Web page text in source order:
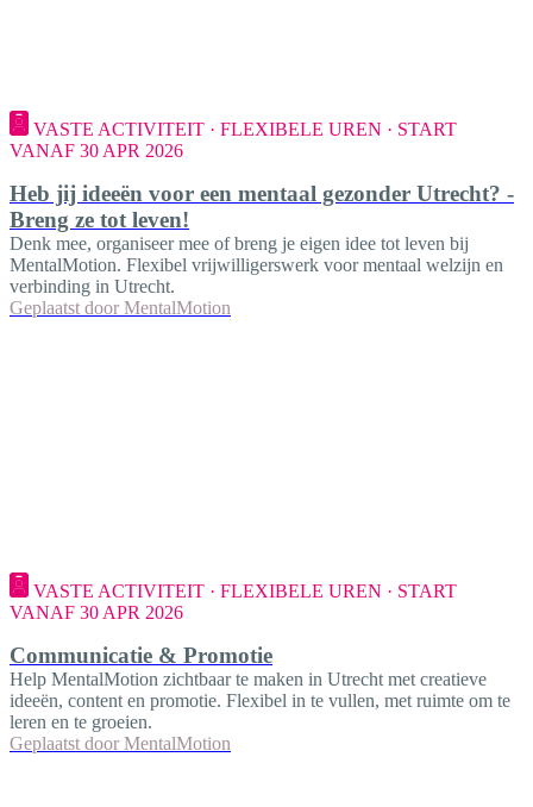
VASTE ACTIVITEIT · FLEXIBELE UREN · START
VANAF 30 APR 2026
Heb jij ideeën voor een mentaal gezonder Utrecht? -
Breng ze tot leven!
Denk mee, organiseer mee of breng je eigen idee tot leven bij
MentalMotion. Flexibel vrijwilligerswerk voor mentaal welzijn en
verbinding in Utrecht.
Geplaatst door MentalMotion
VASTE ACTIVITEIT · FLEXIBELE UREN · START
VANAF 30 APR 2026
Communicatie & Promotie
Help MentalMotion zichtbaar te maken in Utrecht met creatieve
ideeën, content en promotie. Flexibel in te vullen, met ruimte om te
leren en te groeien.
Geplaatst door MentalMotion